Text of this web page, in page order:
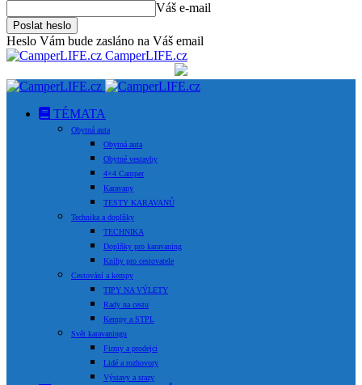
Váš e-mail
Heslo Vám bude zasláno na Váš email
CamperLIFE.cz
TÉMATA
Obytná auta
Obytná auta
Obytné vestavby
4×4 Camper
Karavany
TESTY KARAVANŮ
Technika a doplňky
TECHNIKA
Doplňky pro karavaning
Knihy pro cestovatele
Cestování a kempy
TIPY NA VÝLETY
Rady na cestu
Kempy a STPL
Svět karavaningu
Firmy a prodejci
Lidé a rozhovory
Výstavy a srazy